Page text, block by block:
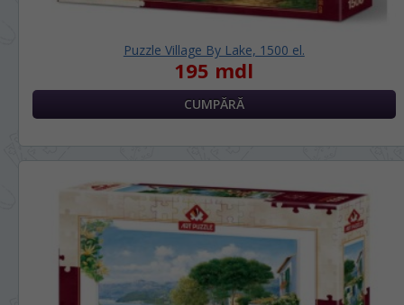
Puzzle Village By Lake, 1500 el.
195 mdl